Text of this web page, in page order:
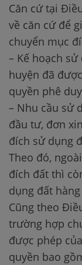
Căn cứ tại
về căn cứ để
chuyển mục
– Kế hoạch
huyện đã
quyền phê
– Nhu cầu sử
đầu tư, đơn
đích sử dụng
Theo đó,
đích đất thì
dụng đất
Cũng theo
trường hợp
được phép
quyền bao